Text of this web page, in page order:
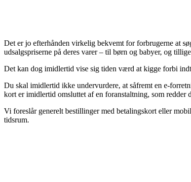
Det er jo efterhånden virkelig bekvemt for forbrugerne at
udsalgspriserne på deres varer – til børn og babyer, og
Det kan dog imidlertid vise sig tiden værd at kigge forbi
Du skal imidlertid ikke undervurdere, at såfremt en e-
kort er imidlertid omsluttet af en foranstaltning, som redder
Vi foreslår generelt bestillinger med betalingskort eller
tidsrum.